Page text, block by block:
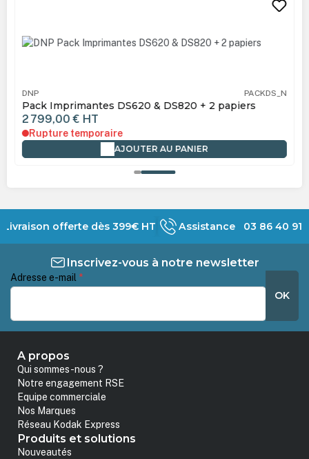
DNP PACKDS_N
Pack Imprimantes DS620 & DS820 + 2 papiers
2 799,00 € HT
Rupture temporaire
AJOUTER AU PANIER
Livraison offerte dès 399€ HT Assistance 03 86 40 91
Inscrivez-vous à notre newsletter
Adresse e-mail *
OK
A propos
Qui sommes-nous ?
Notre engagement RSE
Equipe commerciale
Nos Marques
Réseau Kodak Express
Produits et solutions
Nouveautés